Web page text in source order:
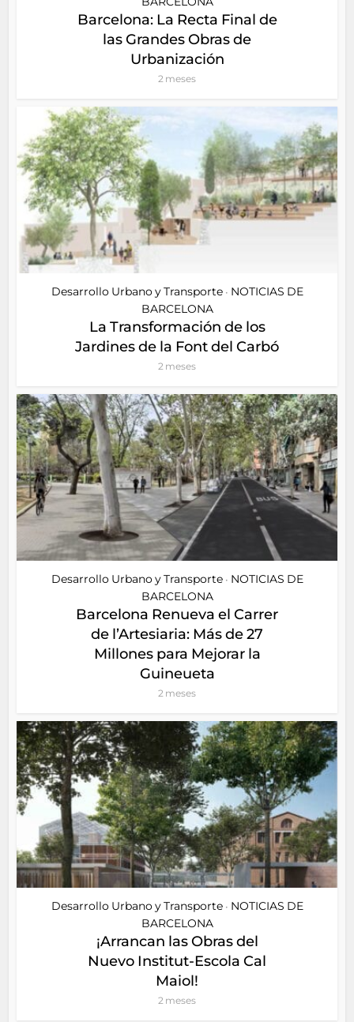
Barcelona: La Recta Final de
las Grandes Obras de
Urbanización
2 meses
Desarrollo Urbano y Transporte • NOTICIAS DE
BARCELONA
La Transformación de los
Jardines de la Font del Carbó
2 meses
Desarrollo Urbano y Transporte • NOTICIAS DE
BARCELONA
Barcelona Renueva el Carrer
de l’Artesiaria: Más de 27
Millones para Mejorar la
Guineueta
2 meses
Desarrollo Urbano y Transporte • NOTICIAS DE
BARCELONA
¡Arrancan las Obras del
Nuevo Institut-Escola Cal
Maiol!
2 meses